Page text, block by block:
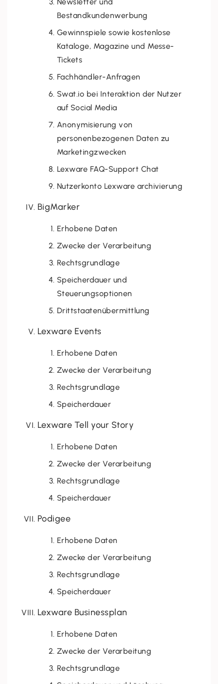
Bestandkundenwerbung
Gewinnspiele sowie kostenlose
Kataloge, Magazine und Messe-
Tickets
Fachhändler-Anfragen
Swat.io bei Interaktion der Nutzer
auf Social Media
Anonymisierung von
personenbezogenen Daten zu
Marketingzwecken
Lexware FAQ-Support Chat
Nutzerkonto Lexware archivierung
BigMarker
Erhobene Daten
Zwecke der Verarbeitung
Rechtsgrundlage
Speicherdauer und
Steuerungsoptionen
Drittstaatenübermittlung
Lexware Events
Erhobene Daten
Zwecke der Verarbeitung
Rechtsgrundlage
Speicherdauer
Lexware Tell your Story
Erhobene Daten
Zwecke der Verarbeitung
Rechtsgrundlage
Speicherdauer
Podigee
Erhobene Daten
Zwecke der Verarbeitung
Rechtsgrundlage
Speicherdauer
Lexware Businessplan
Erhobene Daten
Zwecke der Verarbeitung
Rechtsgrundlage